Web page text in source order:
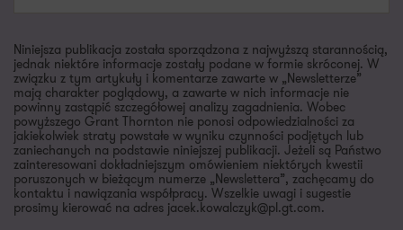
Niniejsza publikacja została sporządzona z najwyższą starannością,
jednak niektóre informacje zostały podane w formie skróconej. W
związku z tym artykuły i komentarze zawarte w „Newsletterze”
mają charakter poglądowy, a zawarte w nich informacje nie
powinny zastąpić szczegółowej analizy zagadnienia. Wobec
powyższego Grant Thornton nie ponosi odpowiedzialności za
jakiekolwiek straty powstałe w wyniku czynności podjętych lub
zaniechanych na podstawie niniejszej publikacji. Jeżeli są Państwo
zainteresowani dokładniejszym omówieniem niektórych kwestii
poruszonych w bieżącym numerze „Newslettera”, zachęcamy do
kontaktu i nawiązania współpracy. Wszelkie uwagi i sugestie
prosimy kierować na adres jacek.kowalczyk@pl.gt.com.